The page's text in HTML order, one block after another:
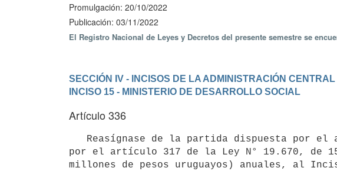
Promulgación: 20/10/2022
Publicación: 03/11/2022
El Registro Nacional de Leyes y Decretos del presente semestre se
SECCIÓN IV - INCISOS DE LA ADMINISTRACIÓN CENTRAL
INCISO 15 - MINISTERIO DE DESARROLLO SOCIAL
Artículo 336
por el artículo 317 de la Ley N° 19.670, de
millones de pesos uruguayos) anuales, al